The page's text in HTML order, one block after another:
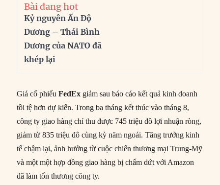
Bài đang hot
Kỷ nguyên Ấn Độ
Dương – Thái Bình
Dương của NATO đã
khép lại
Giá cổ phiếuFedEx giảm sau báo cáo kết quả kinh doanh
tồi tệ hơn dự kiến. Trong ba tháng kết thúc vào tháng 8,
công ty giao hàng chỉ thu được 745 triệu đô lợi nhuận ròng,
giảm từ 835 triệu đô cùng kỳ năm ngoái. Tăng trưởng kinh
tế chậm lại, ảnh hưởng từ cuộc chiến thương mại Trung-Mỹ
và một một hợp đồng giao hàng bị chấm dứt với Amazon
đã làm tổn thương công ty.